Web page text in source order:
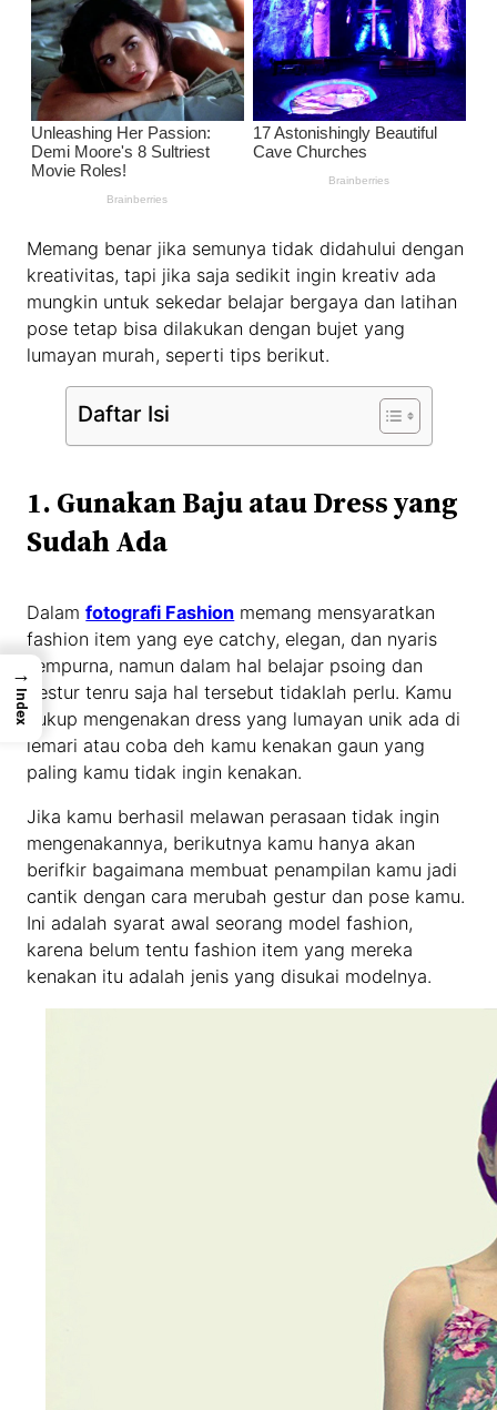
Memang benar jika semunya tidak didahului dengan
kreativitas, tapi jika saja sedikit ingin kreativ ada
mungkin untuk sekedar belajar bergaya dan latihan
pose tetap bisa dilakukan dengan bujet yang
lumayan murah, seperti tips berikut.
Daftar Isi
1. Gunakan Baju atau Dress yang
Sudah Ada
Dalamfotografi Fashion memang mensyaratkan
fashion item yang eye catchy, elegan, dan nyaris
sempurna, namun dalam hal belajar psoing dan
gestur tenru saja hal tersebut tidaklah perlu. Kamu
cukup mengenakan dress yang lumayan unik ada di
lemari atau coba deh kamu kenakan gaun yang
paling kamu tidak ingin kenakan.
Jika kamu berhasil melawan perasaan tidak ingin
mengenakannya, berikutnya kamu hanya akan
berifkir bagaimana membuat penampilan kamu jadi
cantik dengan cara merubah gestur dan pose kamu.
Ini adalah syarat awal seorang model fashion,
karena belum tentu fashion item yang mereka
kenakan itu adalah jenis yang disukai modelnya.
→
Index